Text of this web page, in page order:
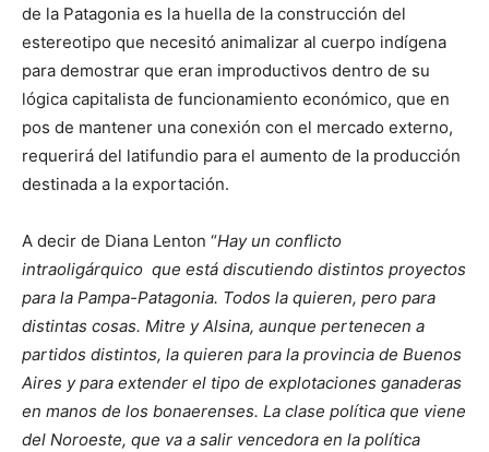
de la Patagonia es la huella de la construcción del
estereotipo que necesitó animalizar al cuerpo indígena
para demostrar que eran improductivos dentro de su
lógica capitalista de funcionamiento económico, que en
pos de mantener una conexión con el mercado externo,
requerirá del latifundio para el aumento de la producción
destinada a la exportación.
A decir de Diana Lenton “Hay un conflicto
intraoligárquico que está discutiendo distintos proyectos
para la Pampa-Patagonia. Todos la quieren, pero para
distintas cosas. Mitre y Alsina, aunque pertenecen a
partidos distintos, la quieren para la provincia de Buenos
Aires y para extender el tipo de explotaciones ganaderas
en manos de los bonaerenses. La clase política que viene
del Noroeste, que va a salir vencedora en la política